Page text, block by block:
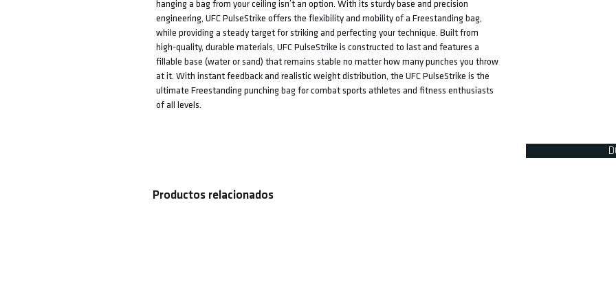
hanging a bag from your ceiling isn’t an option. With its sturdy base and precision
engineering, UFC PulseStrike offers the flexibility and mobility of a Freestanding bag,
while providing a steady target for striking and perfecting your technique. Built from
high-quality, durable materials, UFC PulseStrike is constructed to last and features a
fillable base (water or sand) that remains stable no matter how many punches you throw
at it. With instant feedback and realistic weight distribution, the UFC PulseStrike is the
ultimate Freestanding punching bag for combat sports athletes and fitness enthusiasts
of all levels.
Productos relacionados